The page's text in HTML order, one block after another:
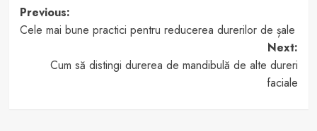
Post
navigation
Previous:
Cele mai bune practici pentru reducerea durerilor de șale
Next:
Cum să distingi durerea de mandibulă de alte dureri
faciale